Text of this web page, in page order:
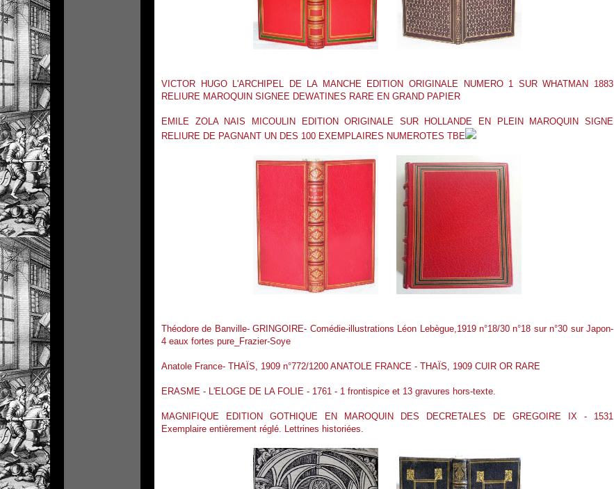
VICTOR HUGO L'ARCHIPEL DE LA MANCHE EDITION ORIGINALE NUMERO 1 SUR WHATMAN 1883
RELIURE MAROQUIN SIGNEE DEWATINES RARE EN GRAND PAPIER
EMILE ZOLA NAIS MICOULIN EDITION ORIGINALE SUR HOLLANDE EN PLEIN MAROQUIN SIGNE
RELIURE DE PAGNANT UN DES 100 EXEMPLAIRES NUMEROTES TBE
Théodore de Banville- GRINGOIRE- Comédie-illustrations Léon Lebègue,1919 n°18/30 n°18 sur n°30 sur Japon-
4 eaux fortes pure_Frazier-Soye
Anatole France- THAÏS, 1909 n°772/1200 ANATOLE FRANCE - THAÏS, 1909 CUIR OR RARE
ERASME - L'ELOGE DE LA FOLIE - 1761 - 1 frontispice et 13 gravures hors-texte.
MAGNIFIQUE EDITION GOTHIQUE EN MAROQUIN DES DECRETALES DE GREGOIRE IX - 1531
Exemplaire entièrement réglé. Lettrines historiées.